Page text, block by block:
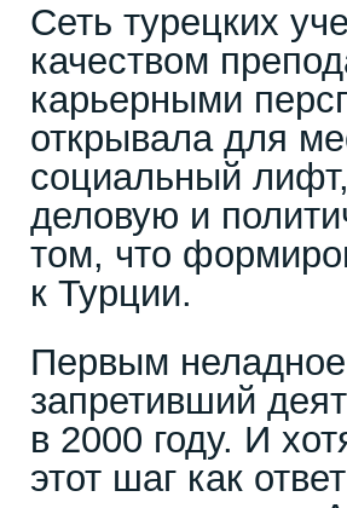
Сеть турецких
качеством
карьерными
открывала для
социальный
деловую и
том, что
к Турции.
Первым
запретивший
в 2000 году. И
этот шаг как